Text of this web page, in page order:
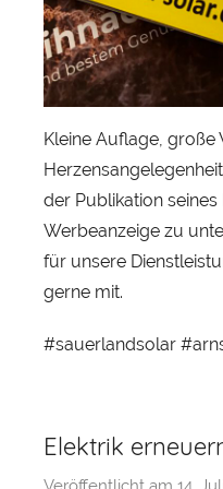
Kleine Auflage, große
der Publikation
Werbeanzeige zu
für unsere
gerne mit.
#sauerlandsolar
Elektrik